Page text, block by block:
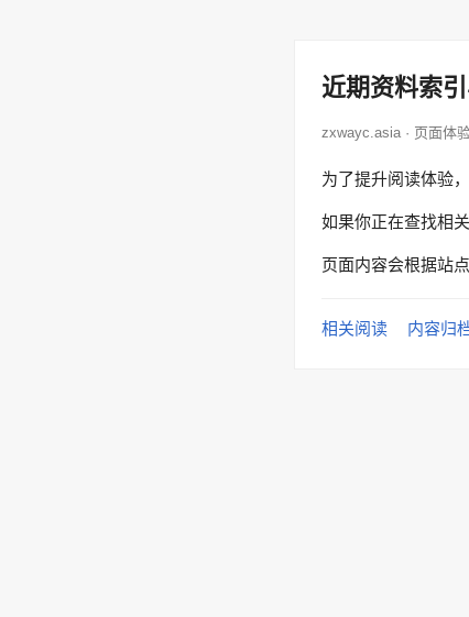
近期资料索
zxwayc.asia · 页面体
为了提升阅读体验
如果你正在查找相
页面内容会根据站
相关阅读 内容归